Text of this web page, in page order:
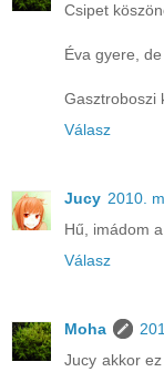
Csipet
Éva gyere,
Gasztroboszi
Válasz
Jucy 2010.
Hű, imádom
Válasz
Moha
Jucy akkor